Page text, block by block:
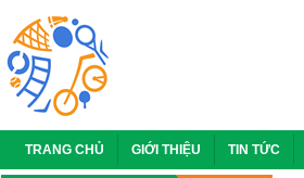
TRANG CHỦ GIỚI THIỆU TIN TỨC